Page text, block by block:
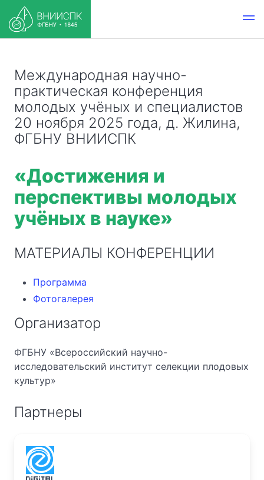
Международная научно-
практическая конференция
молодых учёных и специалистов
20 ноября 2025 года, д. Жилина,
ФГБНУ ВНИИСПК
«Достижения и
перспективы молодых
учёных в науке»
МАТЕРИАЛЫ КОНФЕРЕНЦИИ
Программа
Фотогалерея
Организатор
ФГБНУ «Всероссийский научно-
исследовательский институт селекции плодовых
культур»
Партнеры